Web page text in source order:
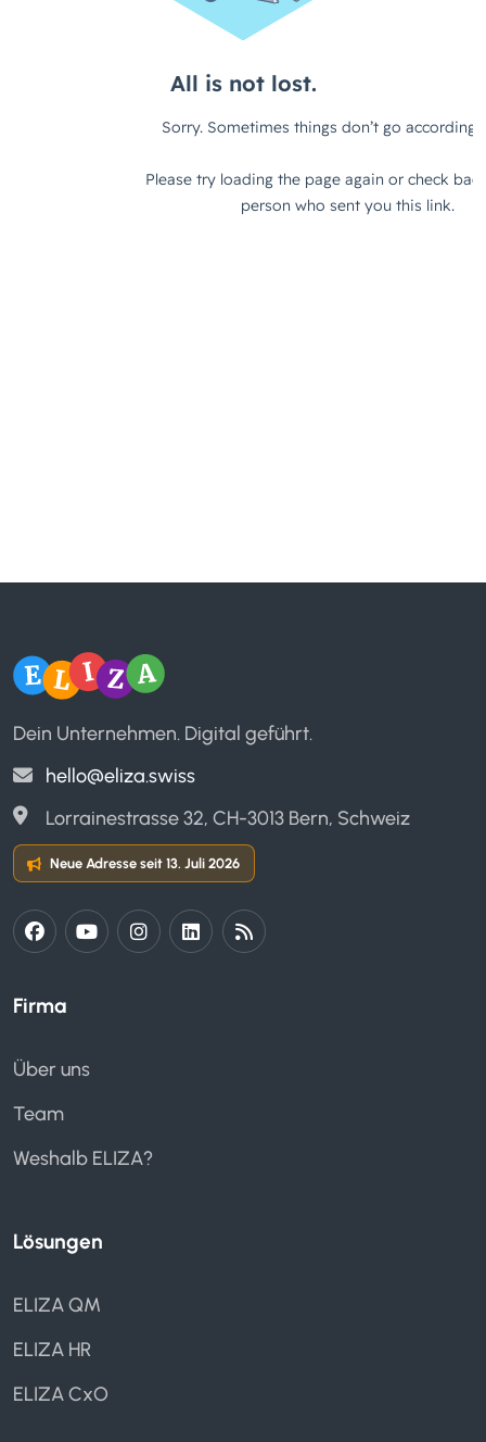
Firma
Über uns
Team
Weshalb ELIZA?
Lösungen
ELIZA QM
ELIZA HR
ELIZA CxO
Dein Unternehmen. Digital geführt.
hello@eliza.swiss
Lorrainestrasse 32, CH-3013 Bern, Schweiz
Neue Adresse seit 13. Juli 2026